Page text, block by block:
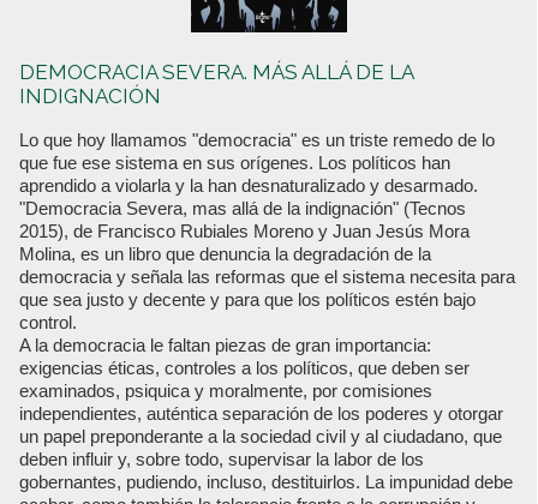
DEMOCRACIA SEVERA. MÁS ALLÁ DE LA
INDIGNACIÓN
Lo que hoy llamamos "democracia" es un triste remedo de lo
que fue ese sistema en sus orígenes. Los políticos han
aprendido a violarla y la han desnaturalizado y desarmado.
"Democracia Severa, mas allá de la indignación" (Tecnos
2015), de Francisco Rubiales Moreno y Juan Jesús Mora
Molina, es un libro que denuncia la degradación de la
democracia y señala las reformas que el sistema necesita para
que sea justo y decente y para que los políticos estén bajo
control.
A la democracia le faltan piezas de gran importancia:
exigencias éticas, controles a los políticos, que deben ser
examinados, psiquica y moralmente, por comisiones
independientes, auténtica separación de los poderes y otorgar
un papel preponderante a la sociedad civil y al ciudadano, que
deben influir y, sobre todo, supervisar la labor de los
gobernantes, pudiendo, incluso, destituirlos. La impunidad debe